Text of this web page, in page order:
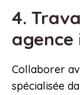
4.
Collaborer
spécialisée